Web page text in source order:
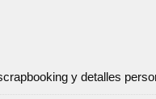
y detalles